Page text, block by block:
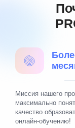
Миссия нашего
максимально
качество
онлайн-обучению!